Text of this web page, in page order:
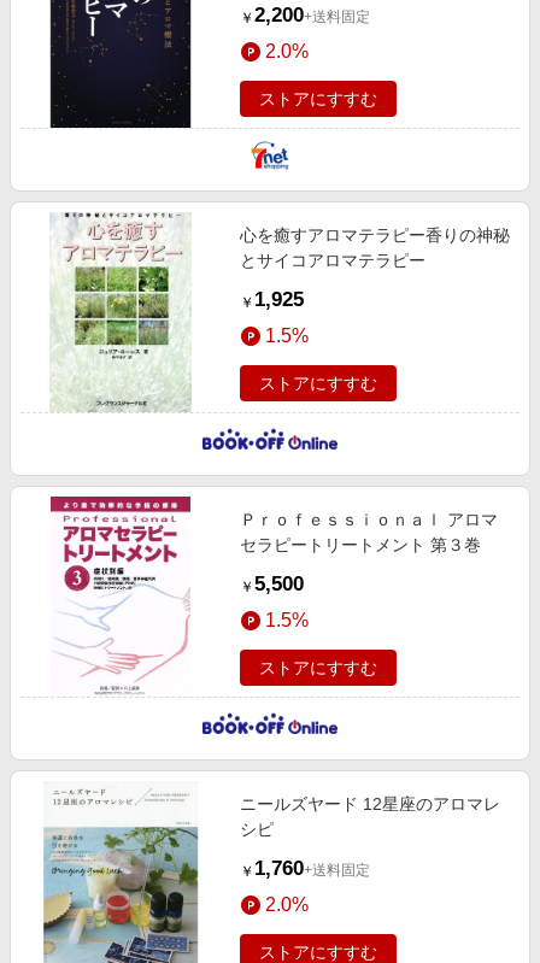
￥ 2,200+送料固定
2.0%
ストアにすすむ
心を癒すアロマテラピー香りの神秘
とサイコアロマテラピー
￥ 1,925
1.5%
ストアにすすむ
Ｐｒｏｆｅｓｓｉｏｎａｌ アロマ
セラピートリートメント 第３巻
￥ 5,500
1.5%
ストアにすすむ
ニールズヤード 12星座のアロマレ
シピ
￥ 1,760+送料固定
2.0%
ストアにすすむ